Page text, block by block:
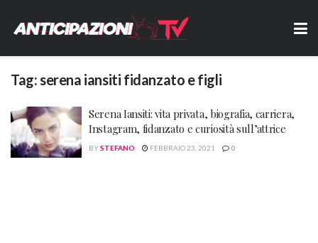
Tag:serena iansiti fidanzato e figli
Serena Iansiti: vita privata, biografia, carriera,
Instagram, fidanzato e curiosità sull’attrice
BYSTEFANO FEBBRAIO 23, 2021 0